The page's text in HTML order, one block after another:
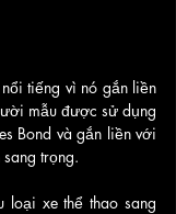
tiếng vì nó gắn liền
mẫu được sử dụng
Bond và gắn liền với
trọng.
loại xe thể thao sang